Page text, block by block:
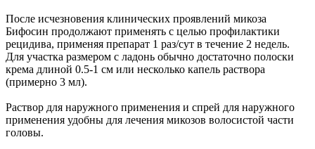
После исчезновения клинических проявлений микоза
Бифосин продолжают применять с целью профилактики
рецидива, применяя препарат 1 раз/сут в течение 2 недель.
Для участка размером с ладонь обычно достаточно полоски
крема длиной 0.5-1 см или несколько капель раствора
(примерно 3 мл).
Раствор для наружного применения и спрей для наружного
применения удобны для лечения микозов волосистой части
головы.